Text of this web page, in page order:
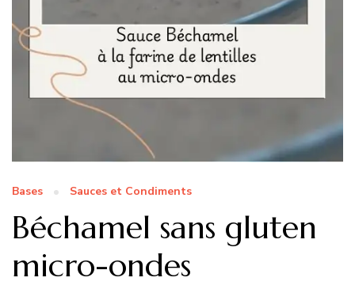
Bases Sauces et Condiments
Béchamel sans gluten
micro-ondes